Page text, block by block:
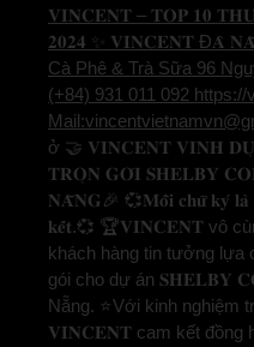
𝐕𝐈𝐍𝐂𝐄𝐍𝐓 – 𝐓𝐎𝐏 𝟏𝟎
𝟐𝟎𝟐𝟒 ✨ 𝐕𝐈𝐍𝐂𝐄𝐍𝐓 Đ𝐀̀
Cà Phê & Trà Sữa 96
(+84) 931 011 092
ở 🤝 𝐕𝐈𝐍𝐂𝐄𝐍𝐓 𝐕𝐈𝐍𝐇
𝐓𝐑𝐎̣𝐍 𝐆𝐎́𝐈 𝐒𝐇𝐄𝐋𝐁𝐘
𝐍𝐀̆̃𝐍𝐆🎉 💞𝐌𝐨̂̃𝐢 𝐜𝐡𝐮̛̃ 𝐤𝐲́ 𝐥𝐚̀
𝐤𝐞̂́𝐭.💞 🏆𝐕𝐈𝐍𝐂𝐄𝐍𝐓 vô
khách hàng tin tưởng lựa
gói cho dự án 𝐒𝐇𝐄𝐋𝐁𝐘
Nẵng. ⭐️Với kinh nghiệm
𝐕𝐈𝐍𝐂𝐄𝐍𝐓 cam kết đồng